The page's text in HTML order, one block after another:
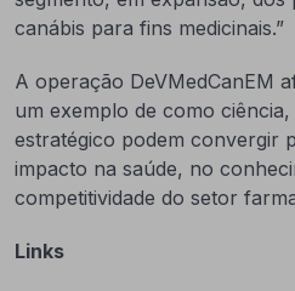
canábis para fins medicinais.”
A operação DeVMedCanEM
um exemplo de como
estratégico podem convergir
impacto na saúde, no
competitividade do setor
Links